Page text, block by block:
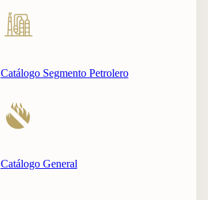
Catálogo Segmento Petrolero
Catálogo General